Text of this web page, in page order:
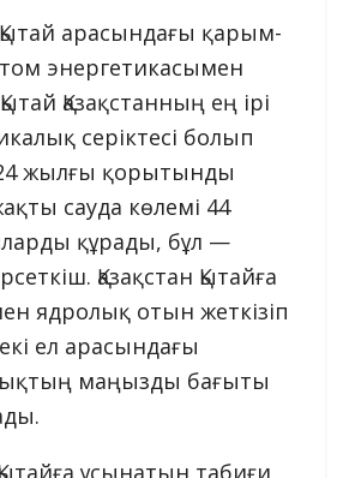
Қытай арасындағы қарым-
энергетикасымен
Қазақстанның ең ірі
серіктесі болып
жылғы қорытынды
сауда көлемі 44
құрады, бұл —
Қазақстан Қытайға
ядролық отын жеткізіп
ел арасындағы
маңызды бағыты
ұсынатын табиғи